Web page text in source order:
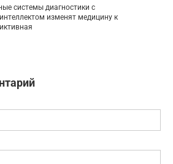
системы диагностики с
изменят медицину к